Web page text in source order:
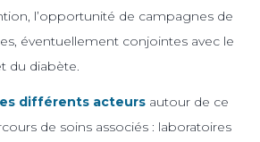
l’opportunité de campagnes de
éventuellement conjointes avec le
du diabète.
différents acteurs autour de ce
de soins associés : laboratoires